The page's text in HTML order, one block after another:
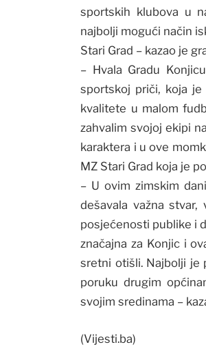
sportskih klubova u
najbolji mogući način
Stari Grad – kazao je
– Hvala Gradu
sportskoj priči, koja
kvalitete u malom
zahvalim svojoj ekipi
karaktera i u ove
MZ Stari Grad koja je
– U ovim zimskim
dešavala važna
posjećenosti publike i
značajna za Konjic i
sretni otišli. Najbolji je
poruku drugim
svojim sredinama –
(Vijesti.ba)